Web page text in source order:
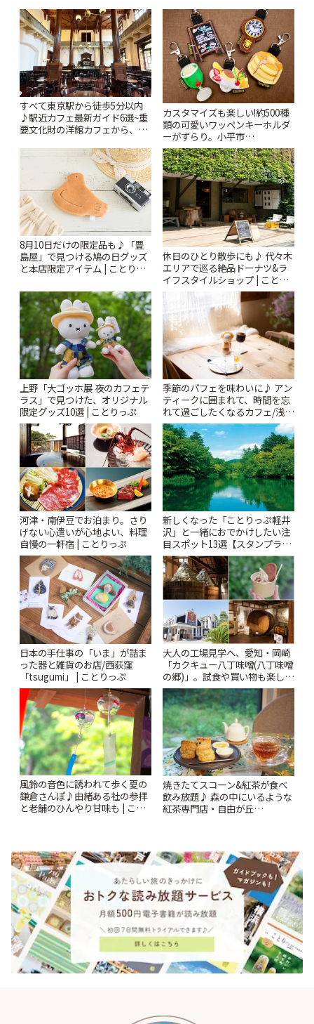
すべて東京駅から徒歩5分以内
♪駅近カフェ最新ガイド6選~重
要文化財の洋館カフェから、改
りっぷ
カスタマイズも楽しい!約500種
類の可愛いワッペンキーホルダ
ーがずらり。小平市
「Kimamaya T&K」 | ことりっ
ぷ
8月10日だけの限定品も♪「豊
島屋」で見つける鳩の日グッズ
と本店限定アイテム | ことりっ
休日のひとり散歩にも♪ 代々木
エリアで巡る絶品ドーナツ&ラ
イフスタイルショップ | ことり
っぷ
上野「大ゴッホ展 夜のカフェテ
ラス」で見つけた、オリジナル
限定グッズ10選 | ことりっぷ
季節のパフェを味わいに♪ アン
ティークに囲まれて、時間を忘
れて過ごしたくなるカフェ/浅草
「annorum cafe」 | ことりっぷ
河津・南伊豆でお泊まり。さり
げない心遣いが心地よい、料理
自慢の一軒宿 | ことりっぷ
新しくなった「ことりっぷ軽井
沢」と一緒におでかけしたい注
目スポット13選【スタンプラリ
ー開催中】 | ことりっぷ
日本の手仕事の「いま」が詰ま
った器と雑貨のお店/西荻窪
「tsugumi」 | ことりっぷ
大人の工場見学へ、愛知・岡崎
「カクキュー八丁味噌(八丁味噌
の郷)」。試食や買い物も楽しみ
♪ | ことりっぷ
風鈴の音色に誘われて歩く夏の
鎌倉さんぽ♪由緒ある社の参拝
と老舗のひんやり甘味も | こと
焼きたてスコーン&紅茶が食べ
飲み放題♪ 森の中にいるような
紅茶専門店・自由が丘